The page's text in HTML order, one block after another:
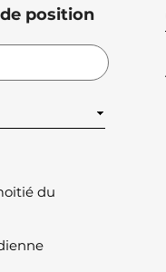
position
du